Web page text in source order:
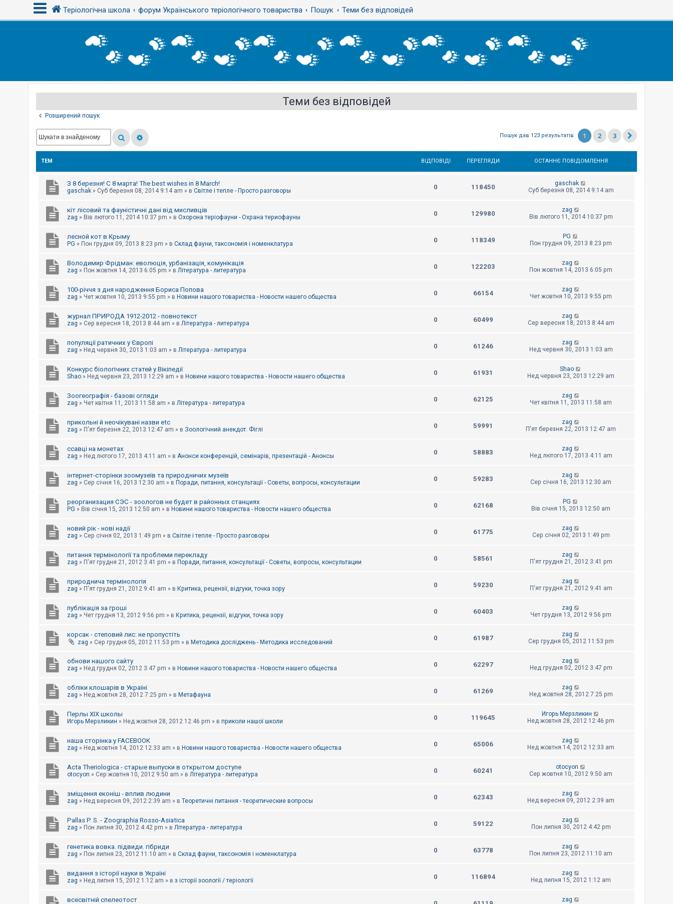
Теріологічна школа форум Українського теріологічного товариства Пошук Теми без відповідей
Теми без відповідей
Розширений пошук
Пошук дав 123 результатів 1 2 3
ТЕМ ВІДПОВІДІ ПЕРЕГЛЯДИ ОСТАННЄ ПОВІДОМЛЕННЯ
З 8 березня! С 8 марта! The best wishes in 8 March!
gaschak » Суб березня 08, 2014 9:14 am » в Світле і тепле - Просто разговоры 0 118450
gaschak
Суб березня 08, 2014 9:14 am
кіт лісовий та фауністичні дані від мисливців
zag » Вів лютого 11, 2014 10:37 pm » в Охорона теріофауни - Охрана териофауны 0 129980
zag
Вів лютого 11, 2014 10:37 pm
лесной кот в Крыму
PG » Пон грудня 09, 2013 8:23 pm » в Склад фауни, таксономія і номенклатура 0 118349
PG
Пон грудня 09, 2013 8:23 pm
Володимир Фрідман: еволюція, урбанізація, комунікація
zag » Пон жовтня 14, 2013 6:05 pm » в Література - литература 0 122203
zag
Пон жовтня 14, 2013 6:05 pm
100-річчя з дня народження Бориса Попова
zag » Чет жовтня 10, 2013 9:55 pm » в Новини нашого товариства - Новости нашего общества 0 66154
zag
Чет жовтня 10, 2013 9:55 pm
журнал ПРИРОДА 1912-2012 - повнотекст
zag » Сер вересня 18, 2013 8:44 am » в Література - литература 0 60499
zag
Сер вересня 18, 2013 8:44 am
популяції ратичних у Європі
zag » Нед червня 30, 2013 1:03 am » в Література - литература 0 61246
zag
Нед червня 30, 2013 1:03 am
Конкурс біологічних статей у Вікіпедії
Shao » Нед червня 23, 2013 12:29 am » в Новини нашого товариства - Новости нашего общества 0 61931
Shao
Нед червня 23, 2013 12:29 am
Зоогеографія - базові огляди
zag » Чет квітня 11, 2013 11:58 am » в Література - литература 0 62125
zag
Чет квітня 11, 2013 11:58 am
прикольні й неочікувані назви etc
zag » П'ят березня 22, 2013 12:47 am » в Зоологічний анекдот. Фіглі 0 59991
zag
П'ят березня 22, 2013 12:47 am
ссавці на монетах
zag » Нед лютого 17, 2013 4:11 am » в Анонси конференцій, семінарів, презентацій - Анонсы 0 58883
zag
Нед лютого 17, 2013 4:11 am
інтернет-сторінки зоомузеїв та природничих музеїв
zag » Сер січня 16, 2013 12:30 am » в Поради, питання, консультації - Советы, вопросы, консультации 0 59283
zag
Сер січня 16, 2013 12:30 am
реорганизация СЭС - зоологов не будет в районных станциях
PG » Вів січня 15, 2013 12:50 am » в Новини нашого товариства - Новости нашего общества 0 62168
PG
Вів січня 15, 2013 12:50 am
новий рік - нові надії
zag » Сер січня 02, 2013 1:49 pm » в Світле і тепле - Просто разговоры 0 61775
zag
Сер січня 02, 2013 1:49 pm
питання термінології та проблеми перекладу
zag » П'ят грудня 21, 2012 3:41 pm » в Поради, питання, консультації - Советы, вопросы, консультации 0 58561
zag
П'ят грудня 21, 2012 3:41 pm
природнича термінологія
zag » П'ят грудня 21, 2012 9:41 am » в Критика, рецензії, відгуки, точка зору 0 59230
zag
П'ят грудня 21, 2012 9:41 am
публікація за гроші
zag » Чет грудня 13, 2012 9:56 pm » в Критика, рецензії, відгуки, точка зору 0 60403
zag
Чет грудня 13, 2012 9:56 pm
корсак - степовий лис: не пропустіть
zag » Сер грудня 05, 2012 11:53 pm » в Методика досліджень - Методика исследований
0 61987
zag
Сер грудня 05, 2012 11:53 pm
обнови нашого сайту
zag » Нед грудня 02, 2012 3:47 pm » в Новини нашого товариства - Новости нашего общества 0 62297
zag
Нед грудня 02, 2012 3:47 pm
обліки клошарів в Україні
zag » Нед жовтня 28, 2012 7:25 pm » в Метафауна 0 61269
zag
Нед жовтня 28, 2012 7:25 pm
Перлы ХІХ школы
Игорь Мерзликин » Нед жовтня 28, 2012 12:46 pm » в приколи нашої школи 0 119645
Игорь Мерзликин
Нед жовтня 28, 2012 12:46 pm
наша сторінка у FACEBOOK
zag » Нед жовтня 14, 2012 12:33 am » в Новини нашого товариства - Новости нашего общества 0 65006
zag
Нед жовтня 14, 2012 12:33 am
Acta Theriologica - старые выпуски в открытом доступе
otocyon » Сер жовтня 10, 2012 9:50 am » в Література - литература 0 60241
otocyon
Сер жовтня 10, 2012 9:50 am
зміщення еконіш - вплив людини
zag » Нед вересня 09, 2012 2:39 am » в Теоретичні питання - теоретические вопросы 0 62343
zag
Нед вересня 09, 2012 2:39 am
Pallas P. S. - Zoographia Rosso-Asiatica
zag » Пон липня 30, 2012 4:42 pm » в Література - литература 0 59122
zag
Пон липня 30, 2012 4:42 pm
генетика вовка. підвиди. гібриди
zag » Пон липня 23, 2012 11:10 am » в Склад фауни, таксономія і номенклатура 0 63778
zag
Пон липня 23, 2012 11:10 am
видання з історії науки в Україні
zag » Нед липня 15, 2012 1:12 am » в з історії зоології / теріології 0 116894
zag
Нед липня 15, 2012 1:12 am
всесвітній спелеотост
zag